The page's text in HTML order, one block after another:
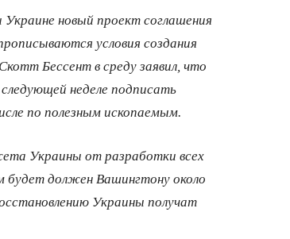
новый проект соглашения
условия создания
Бессент в среду заявил, что
неделе подписать
по полезным ископаемым.
Украины от разработки всех
будет должен Вашингтону около
Украины получат